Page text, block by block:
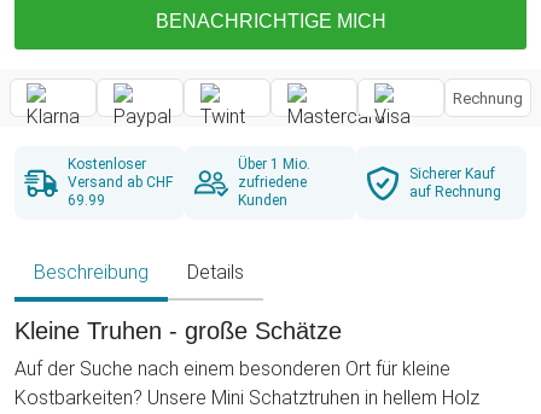
BENACHRICHTIGE MICH
Rechnung
Kostenloser
Versand ab CHF
69.99
Über 1 Mio.
zufriedene
Kunden
Sicherer Kauf
auf Rechnung
Beschreibung Details
Kleine Truhen - große Schätze
Auf der Suche nach einem besonderen Ort für kleine
Kostbarkeiten? Unsere Mini Schatztruhen in hellem Holz